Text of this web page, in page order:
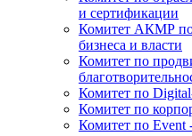
и сертификации
Комитет АКМР по
бизнеса и власти
Комитет по
Комитет по
Комитет по
Комитет по Event